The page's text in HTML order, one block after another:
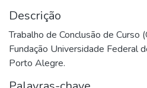
Descrição
Trabalho de Conclusão de Curso
Fundação Universidade Federal
Porto Alegre.